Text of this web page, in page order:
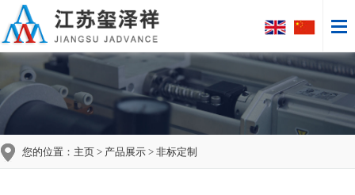
您的位置： 主页 > 产品展示 > 非标定制